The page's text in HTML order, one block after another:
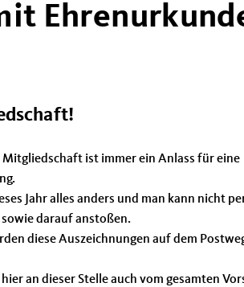
Mitgliedschaft ist immer ein Anlass für eine
Jahr alles anders und man kann nicht
darauf anstoßen.
diese Auszeichnungen auf dem
an dieser Stelle auch vom gesamten